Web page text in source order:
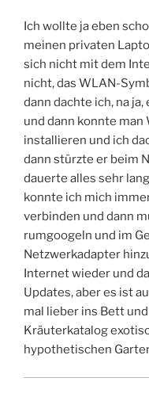
Ich wollte ja eben
meinen privaten
sich nicht mit dem
nicht, das WLAN-
dann dachte ich, na
und dann konnte
installieren und ich
dann stürzte er beim
dauerte alles sehr
konnte ich mich
verbinden und dann
rumgoogeln und im
Netzwerkadapter
Internet wieder und
Updates, aber es ist
mal lieber ins Bett
Kräuterkatalog
hypothetischen